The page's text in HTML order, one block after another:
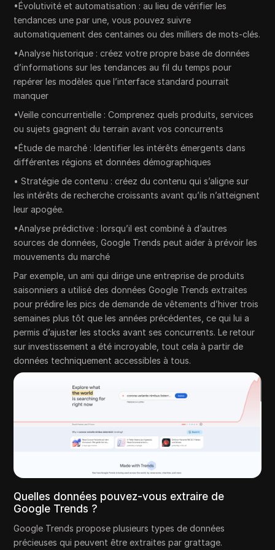
•Évolutivité et automatisation : au lieu de vérifier les
tendances une par une, vous pouvez suivre
automatiquement des centaines ou des milliers de mots-clés.
•Analyse historique : créez votre propre base de données
d’informations sur les tendances au fil du temps pour
repérer les modèles que l’interface standard pourrait
manquer
•Veille concurrentielle : Comprenez quels produits, services
ou sujets gagnent du terrain avant vos concurrents
•Étude de marché : Identifier les intérêts émergents dans
différentes régions et données démographiques
• Stratégie de contenu : créez du contenu qui s’aligne sur
les intérêts de recherche croissants avant qu’ils n’atteignent
leur apogée.
•Analyse prédictive : lorsqu’il est combiné à d’autres
sources de données, Google Trends peut aider à prévoir les
mouvements du marché
Par exemple, un ami qui dirige une entreprise de produits
saisonniers a utilisé des données Google Trends extraites
pour prédire les pics de demande de vêtements d’hiver trois
semaines plus tôt que les années précédentes, ce qui lui a
permis d’ajuster les stocks avant ses concurrents. Le retour
sur investissement a été incroyable, tout cela à partir de
données techniquement accessibles à tous.
Quelles données pouvez-vous extraire de
Google Trends ?
Google Trends propose plusieurs types de données
précieuses qui peuvent être extraites par grattage.